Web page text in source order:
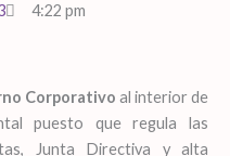
4:22 pm
Corporativo al interior de
puesto que regula las
Junta Directiva y alta